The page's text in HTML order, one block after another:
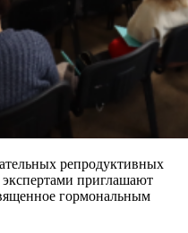
репродуктивных
приглашают
гормональным